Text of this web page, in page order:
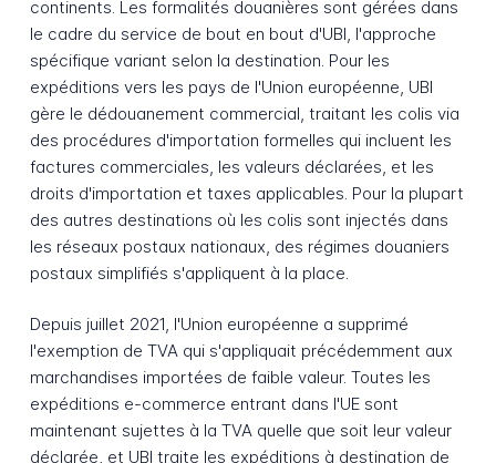
continents. Les formalités douanières sont gérées dans
le cadre du service de bout en bout d'UBI, l'approche
spécifique variant selon la destination. Pour les
expéditions vers les pays de l'Union européenne, UBI
gère le dédouanement commercial, traitant les colis via
des procédures d'importation formelles qui incluent les
factures commerciales, les valeurs déclarées, et les
droits d'importation et taxes applicables. Pour la plupart
des autres destinations où les colis sont injectés dans
les réseaux postaux nationaux, des régimes douaniers
postaux simplifiés s'appliquent à la place.
Depuis juillet 2021, l'Union européenne a supprimé
l'exemption de TVA qui s'appliquait précédemment aux
marchandises importées de faible valeur. Toutes les
expéditions e-commerce entrant dans l'UE sont
maintenant sujettes à la TVA quelle que soit leur valeur
déclarée, et UBI traite les expéditions à destination de